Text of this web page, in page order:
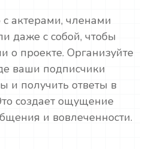
актерами, членами
даже с собой, чтобы
о проекте. Организуйте
ваши подписчики
и получить ответы в
создает ощущение
и вовлеченности.